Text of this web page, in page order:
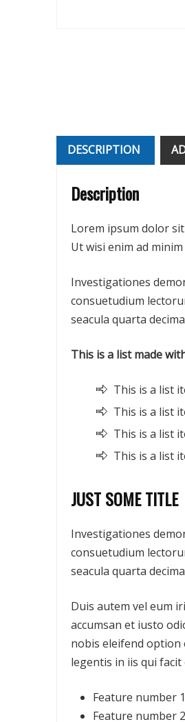
DESCRIPTION
Description
Lorem ipsum dolor
Ut wisi enim ad
Investigationes
consuetudium
seacula quarta
This is a list made
This is a list
This is a list
This is a list
This is a list
JUST SOME TITLE
Investigationes
consuetudium
seacula quarta
Duis autem vel eum
accumsan et iusto
nobis eleifend option
legentis in iis qui
Feature number 1
Feature number 2